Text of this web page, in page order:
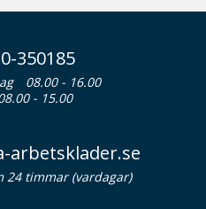
350185
08.00 - 16.00
- 15.00
arbetsklader.se
24 timmar (vardagar)